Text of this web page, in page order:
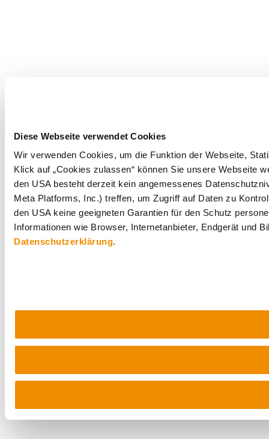
Diese Webseite verwendet Cookies
Wir verwenden Cookies, um die Funktion der Webseite,
Klick auf „Cookies zulassen“ können Sie unsere Webseite
den USA besteht derzeit kein angemessenes
Meta Platforms, Inc.) treffen, um Zugriff auf Daten zu
den USA keine geeigneten Garantien für den Schutz
Informationen wie Browser, Internetanbieter, Endgerät und
Datenschutzerklärung.